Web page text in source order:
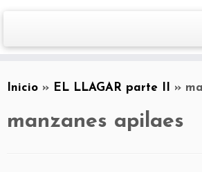
Inicio » EL LLAGAR parte II »
manzanes apilaes